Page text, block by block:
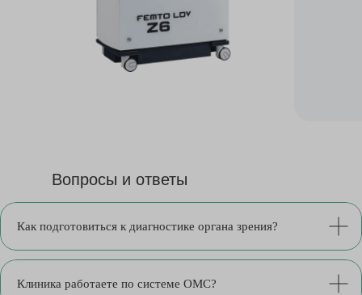
Вопросы и ответы
Как подготовиться к диагностике органа зрения?
Клиника работаете по системе ОМС?